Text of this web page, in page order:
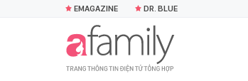
EMAGAZINE DR. BLUE